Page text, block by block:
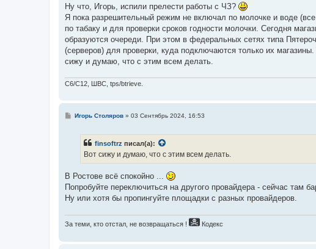
о
б
щ
е
и
е
Ну что, Игорь, испили прелести работы с ЧЗ?
Я пока разрешительный режим не включал по молочке и воде
по табаку и для проверки сроков годности молочки. Сегодня
образуются очереди. При этом в федеральных сетях типа
(серверов) для проверки, куда подключаются только их
сижу и думаю, что с этим всем делать.
C6/C12, ШВС, tps/btrieve.
С
е
Игорь Столяров» 03 Сентябрь 2024, 16:53
finsoftrz писал(а):
Вот сижу и думаю, что с этим всем делать.
В Ростове всё спокойно ...
Попробуйте переключиться на другого провайдера - сейчас там
Ну или хотя бы пропингуйте площадки с разных провайдеров.
За теми, кто отстал, не возвращаться ! Кодекс